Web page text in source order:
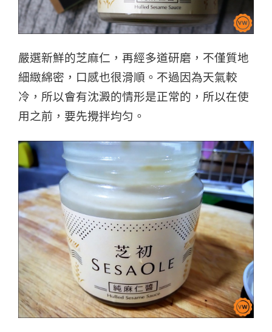
嚴選新鮮的芝麻仁，再經多道研磨，不僅質地
細緻綿密，口感也很滑順。 不過因為天氣較
冷，所以會有沈澱的情形是正常的，所以在使
用之前，要先攪拌均匀。